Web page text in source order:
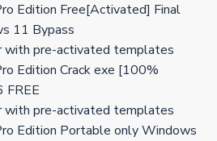
Edition Free[Activated] Final
11 Bypass
with pre-activated templates
Edition Crack exe [100%
FREE
with pre-activated templates
Edition Portable only Windows